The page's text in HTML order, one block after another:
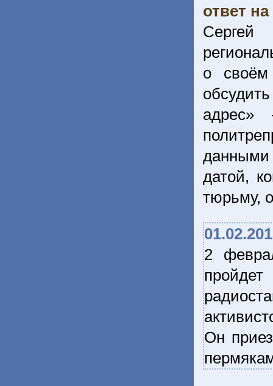
ответ
о
адрес»
данными
датой,
тюрьму,
2
Он